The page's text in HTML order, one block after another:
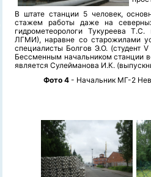
В штате станции 5 человек,
стажем работы даже на
гидрометеорологи Тукуреева
ЛГМИ), наравне со старожилами
специалисты Болгов Э.О. (студент
Бессменным начальником станции
является Сулейманова И.К.
Фото 4 - Начальник МГ-2